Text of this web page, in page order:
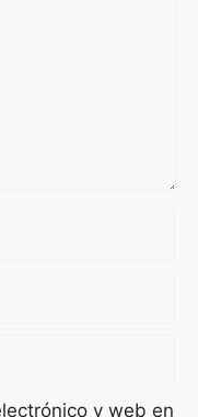
y web en